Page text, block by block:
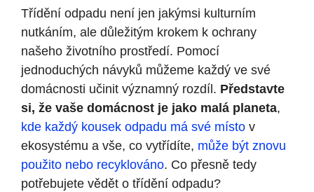
Třídění odpadu není jen jakýmsi kulturním
nutkáním, ale důležitým krokem k ochrany
našeho životního prostředí. Pomocí
jednoduchých návyků můžeme každý ve své
domácnosti učinit významný rozdíl. Představte
si, že vaše domácnost je jako malá planeta,
kde každý kousek odpadu má své místo v
ekosystému a vše, co vytřídíte, může být znovu
použito nebo recyklováno. Co přesně tedy
potřebujete vědět o třídění odpadu?